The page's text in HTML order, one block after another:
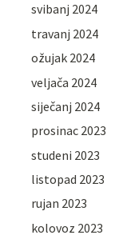
svibanj 2024
travanj 2024
ožujak 2024
veljača 2024
siječanj 2024
prosinac 2023
studeni 2023
listopad 2023
rujan 2023
kolovoz 2023